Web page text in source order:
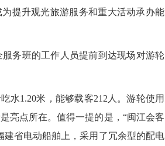
提升观光旅游服务和重大活动承办能
务班的工作人员提前到达现场对游轮
1.20米，能够载客212人。游轮使用
亮点所在。值得一提的是，“闽江会客
省电动船舶上，采用了冗余型的配电